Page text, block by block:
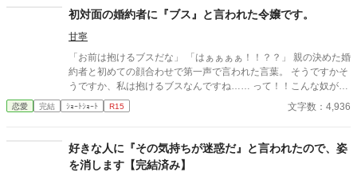
声だだ漏れ令嬢 甘くて騒がしい新婚生活、開幕。
初対面の婚約者に『ブス』と言われた令嬢です。
甘寧
「お前は抱けるブスだな」 「はぁぁぁぁ！！？？」 親の決めた婚
約者と初めての顔合わせで第一声で言われた言葉。 そうですかそ
うですか、私は抱けるブスなんですね…… って！！こんな奴が婚
約者なんて冗談じゃない！！ お父様！！こいつと結婚しろと言う
ならば私は家を出ます！！ え？結納金貰っちゃった？ それじゃ
ょう。 ※4時間ほどで書き上げたものなので、頭空っぽにして読
んでください。
恋愛 完結 ｼｮｰﾄｼｮｰﾄ R15 文字数：4,936
好きな人に『その気持ちが迷惑だ』と言われたので、姿
を消します【完結済み】